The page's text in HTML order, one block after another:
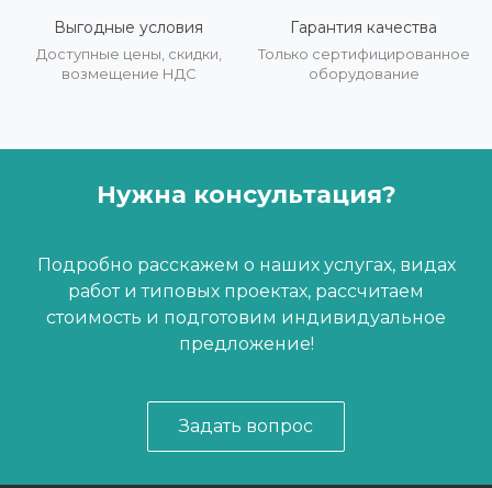
Выгодные условия
Доступные цены, скидки,
возмещение НДС
Гарантия качества
Только сертифицированное
оборудование
Нужна консультация?
Подробно расскажем о наших услугах, видах
работ и типовых проектах, рассчитаем
стоимость и подготовим индивидуальное
предложение!
Задать вопрос